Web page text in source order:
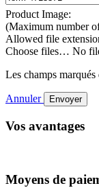
Product Image:
(Maximum number
Allowed file
Choose files… No
Les champs
Annuler Envoyer
Vos avantages
Moyens de